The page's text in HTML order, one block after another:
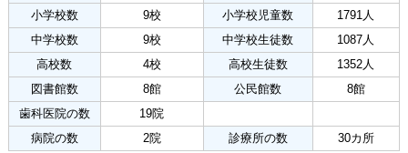
小学校数
9校 小学校児童数
1791人
中学校数
9校 中学校生徒数
1087人
高校数
4校 高校生徒数
1352人
図書館数
8館 公民館数
8館
歯科医院の数
19院
病院の数
2院 診療所の数 30カ所